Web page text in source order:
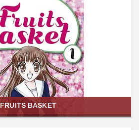
FRUITS BASKET